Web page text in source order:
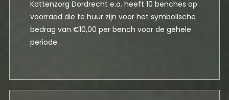
Kattenzorg Dordrecht e.o. heeft 10 benches op
voorraad die te huur zijn voor het symbolische
bedrag van €10,00 per bench voor de gehele
periode.